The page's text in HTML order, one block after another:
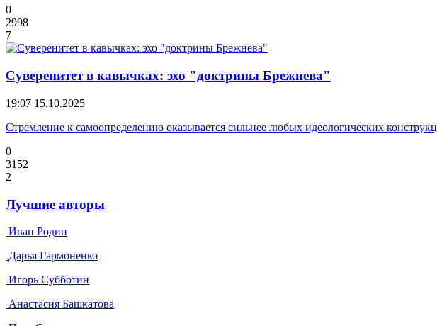
0
2998
7
Суверенитет в кавычках: эхо "доктрины Брежнева"
19:07 15.10.2025
Стремление к самоопределению оказывается сильнее любых идеологических
0
3152
2
Лучшие авторы
Иван Родин
Дарья Гармоненко
Игорь Субботин
Анастасия Башкатова